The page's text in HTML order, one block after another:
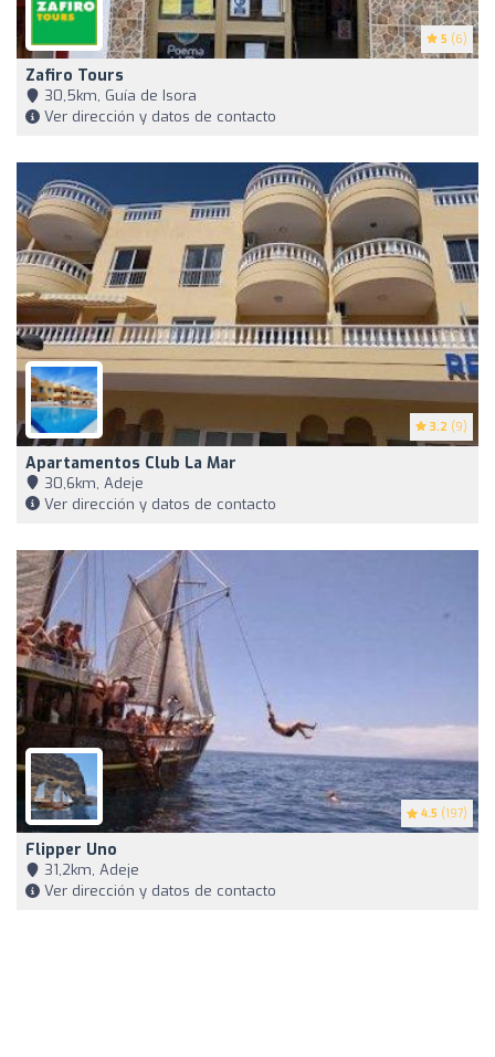
5 (6)
Zafiro Tours
30,5km, Guía de Isora
Ver dirección y datos de contacto
3.2 (9)
Apartamentos Club La Mar
30,6km, Adeje
Ver dirección y datos de contacto
4.5 (197)
Flipper Uno
31,2km, Adeje
Ver dirección y datos de contacto